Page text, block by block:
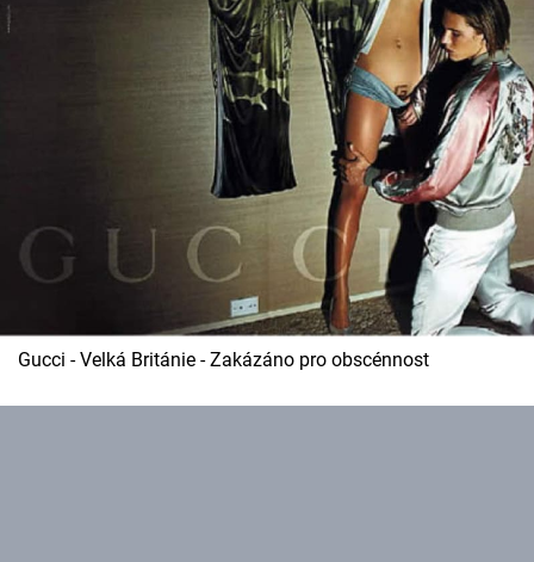
Gucci - Velká Británie - Zakázáno pro obscénnost